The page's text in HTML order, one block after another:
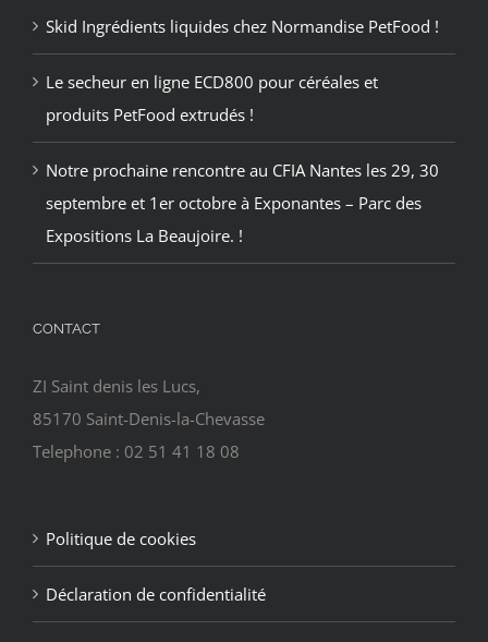
Skid Ingrédients liquides chez Normandise PetFood !
Le secheur en ligne ECD800 pour céréales et
produits PetFood extrudés !
Notre prochaine rencontre au CFIA Nantes les 29, 30
septembre et 1er octobre à Exponantes – Parc des
Expositions La Beaujoire. !
CONTACT
ZI Saint denis les Lucs,
85170 Saint-Denis-la-Chevasse
Telephone : 02 51 41 18 08
Politique de cookies
Déclaration de confidentialité